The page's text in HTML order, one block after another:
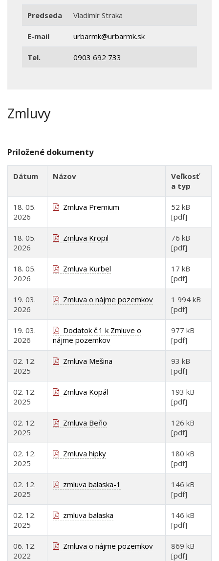
Predseda Vladimír Straka
E-mail urbarmk@urbarmk.sk
Tel. 0903 692 733
Zmluvy
Priložené dokumenty
Dátum Názov
Veľkosť
a typ
18. 05.
2026
Zmluva Premium
52 kB
[pdf]
18. 05.
2026
Zmluva Kropil
76 kB
[pdf]
18. 05.
2026
Zmluva Kurbel
17 kB
[pdf]
19. 03.
2026
Zmluva o nájme pozemkov
1 994 kB
[pdf]
19. 03.
2026
Dodatok č.1 k Zmluve o
nájme pozemkov
977 kB
[pdf]
02. 12.
2025
Zmluva Mešina
93 kB
[pdf]
02. 12.
2025
Zmluva Kopál
193 kB
[pdf]
02. 12.
2025
Zmluva Beňo
126 kB
[pdf]
02. 12.
2025
Zmluva hipky
180 kB
[pdf]
02. 12.
2025
zmluva balaska-1
146 kB
[pdf]
02. 12.
2025
zmluva balaska
146 kB
[pdf]
06. 12.
2022
Zmluva o nájme pozemkov
869 kB
[pdf]